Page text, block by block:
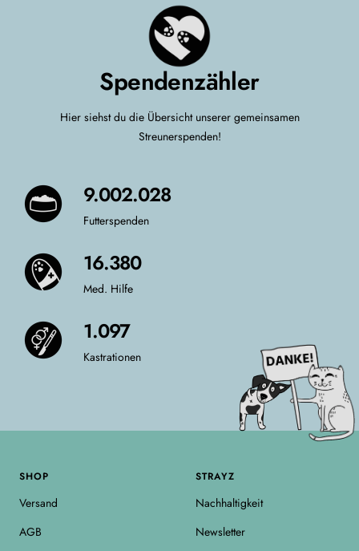
Spendenzähler
Hier siehst du die Übersicht unserer gemeinsamen
Streunerspenden!
9.377.544
Futterspenden
16.964
Med. Hilfe
1.097
Kastrationen
SHOP
Versand
AGB
STRAYZ
Nachhaltigkeit
Newsletter